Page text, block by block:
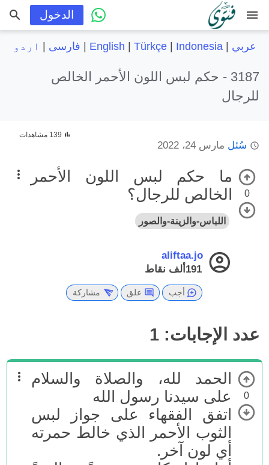
menu الدخول
عربي |
English Türkçe| Indonesia فارسی اردو
3187 -
حكم لبس اللون الأحمر الخالص
للرجال
سُئل مارس 24، 2022
139 مشاهدات
0
ما حكم لبس اللون الأحمر
الخالص للرجال؟
اللباس-والزينة-والصور
aliftaa.jo
191ألف
نقاط
أجب علق مشاركة
عدد الإجابات: 1
0
الحمد لله، والصلاة والسلام
على سيدنا رسول الله
اتفق الفقهاء على جواز لبس
الثوب الأحمر الذي خالط حمرته
أي لون آخر.